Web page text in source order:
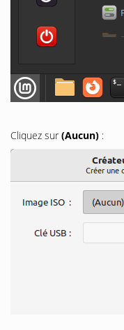
Cliquez sur (Aucun) :